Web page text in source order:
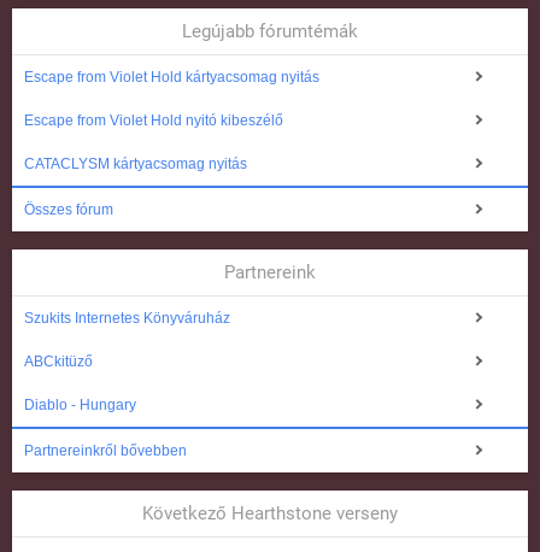
Legújabb fórumtémák
Escape from Violet Hold kártyacsomag nyitás
Escape from Violet Hold nyitó kibeszélő
CATACLYSM kártyacsomag nyitás
Összes fórum
Partnereink
Szukits Internetes Könyváruház
ABCkitüző
Diablo - Hungary
Partnereinkről bővebben
Következő Hearthstone verseny